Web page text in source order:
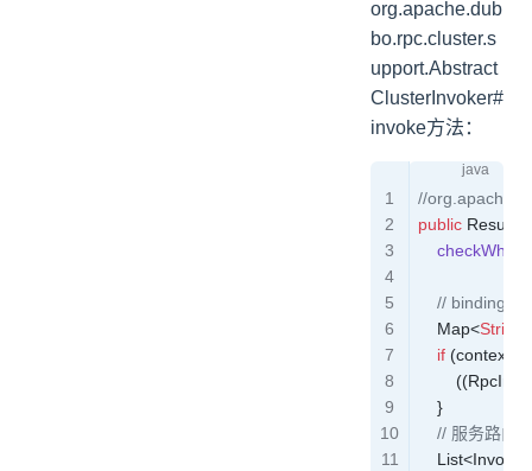
org.apache.dub
bo.rpc.cluster.s
upport.Abstract
ClusterInvoker#
invoke方法：
//
public Result
// binding
    Map
<String
    if
    }
    // 服务路由
    List
<Invoker